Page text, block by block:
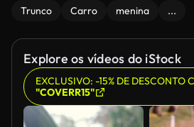
Trunco Carro menina ...
Explore os vídeos do iStock
EXCLUSIVO: -15% DE DESCONTO
"COVERR15"